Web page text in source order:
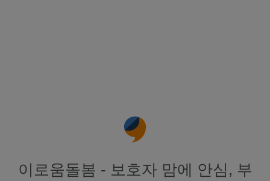
이로움돌봄 - 보호자 맘에 안심, 부